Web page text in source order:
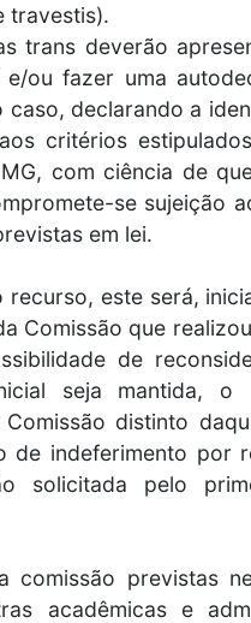
travestis).
trans deverão
ou fazer uma
declarando a
critérios
com ciência de
se sujeição
em lei.
este será,
Comissão que
de
seja mantida, o
distinto
de indeferimento por
solicitada pelo
comissão previstas
acadêmicas e